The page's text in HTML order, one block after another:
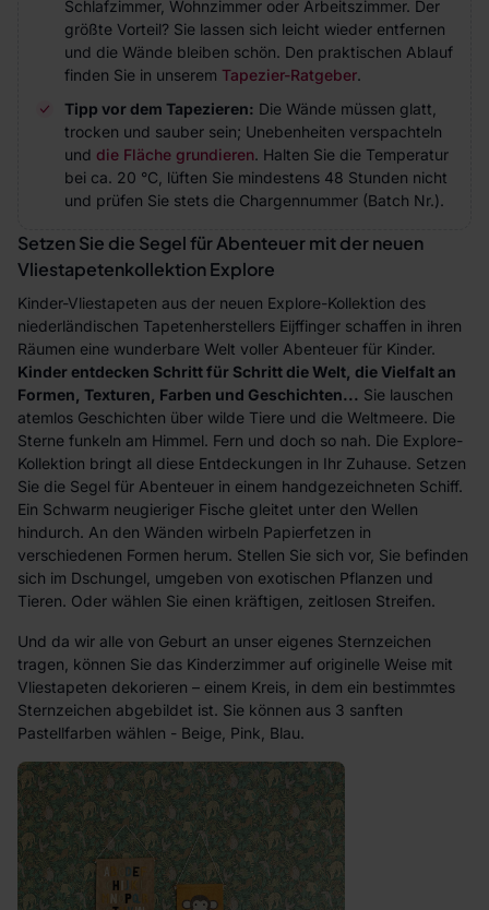
Schlafzimmer, Wohnzimmer oder Arbeitszimmer. Der
größte Vorteil? Sie lassen sich leicht wieder entfernen
und die Wände bleiben schön. Den praktischen Ablauf
finden Sie in unserem Tapezier-Ratgeber.
Tipp vor dem Tapezieren: Die Wände müssen glatt,
trocken und sauber sein; Unebenheiten verspachteln
und die Fläche grundieren. Halten Sie die Temperatur
bei ca. 20 °C, lüften Sie mindestens 48 Stunden nicht
und prüfen Sie stets die Chargennummer (Batch Nr.).
Setzen Sie die Segel für Abenteuer mit der neuen
Vliestapetenkollektion Explore
Kinder-Vliestapeten aus der neuen Explore-Kollektion des
niederländischen Tapetenherstellers Eijffinger schaffen in ihren
Räumen eine wunderbare Welt voller Abenteuer für Kinder.
Kinder entdecken Schritt für Schritt die Welt, die Vielfalt an
Formen, Texturen, Farben und Geschichten... Sie lauschen
atemlos Geschichten über wilde Tiere und die Weltmeere. Die
Sterne funkeln am Himmel. Fern und doch so nah. Die Explore-
Kollektion bringt all diese Entdeckungen in Ihr Zuhause. Setzen
Sie die Segel für Abenteuer in einem handgezeichneten Schiff.
Ein Schwarm neugieriger Fische gleitet unter den Wellen
hindurch. An den Wänden wirbeln Papierfetzen in
verschiedenen Formen herum. Stellen Sie sich vor, Sie befinden
sich im Dschungel, umgeben von exotischen Pflanzen und
Tieren. Oder wählen Sie einen kräftigen, zeitlosen Streifen.
Und da wir alle von Geburt an unser eigenes Sternzeichen
tragen, können Sie das Kinderzimmer auf originelle Weise mit
Vliestapeten dekorieren – einem Kreis, in dem ein bestimmtes
Sternzeichen abgebildet ist. Sie können aus 3 sanften
Pastellfarben wählen - Beige, Pink, Blau.